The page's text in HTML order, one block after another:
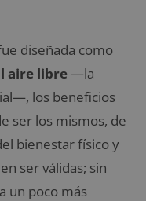
diseñada como
aire libre—la
los beneficios
ser los mismos, de
bienestar físico y
ser válidas; sin
un poco más